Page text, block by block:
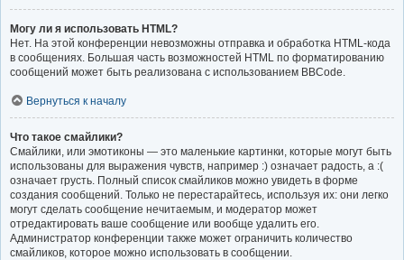
Могу ли я использовать HTML?
Нет. На этой конференции невозможны отправка и обработка HTML-кода
в сообщениях. Большая часть возможностей HTML по форматированию
сообщений может быть реализована с использованием BBCode.
Вернуться к началу
Что такое смайлики?
Смайлики, или эмотиконы — это маленькие картинки, которые могут быть
использованы для выражения чувств, например :) означает радость, а :(
означает грусть. Полный список смайликов можно увидеть в форме
создания сообщений. Только не перестарайтесь, используя их: они легко
могут сделать сообщение нечитаемым, и модератор может
отредактировать ваше сообщение или вообще удалить его.
Администратор конференции также может ограничить количество
смайликов, которое можно использовать в сообщении.